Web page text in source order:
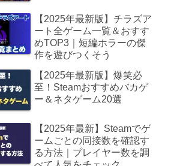
【2025年最新版】チラズア
ート全ゲーム一覧＆おすす
めTOP3｜短編ホラーの傑
作を遊びつくそう
【2025年最新版】爆笑必
至！Steamおすすめバカゲ
ー＆ネタゲーム20選
【2025年最新】Steamでゲ
ームごとの同接数を確認す
る方法｜プレイヤー数を調